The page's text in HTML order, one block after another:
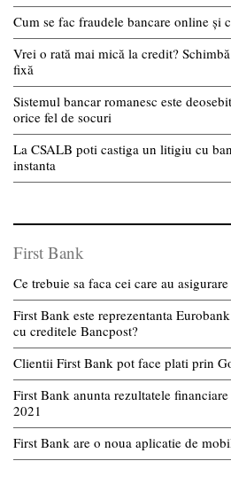
Cum se fac fraudele bancare online și
Vrei o rată mai mică la credit?
fixă
Sistemul bancar romanesc este
orice fel de socuri
La CSALB poti castiga un litigiu cu
instanta
First Bank
Ce trebuie sa faca cei care au
First Bank este reprezentanta
cu creditele Bancpost?
Clientii First Bank pot face plati prin
First Bank anunta rezultatele
2021
First Bank are o noua aplicatie de